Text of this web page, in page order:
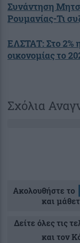
Συνάντηση
Ρουμανίας-Τι
ΕΛΣΤΑΤ: Στο 2%
οικονομίας το
Σχόλια
Ακολουθήστε το
και
Δείτε όλες τις
και τον